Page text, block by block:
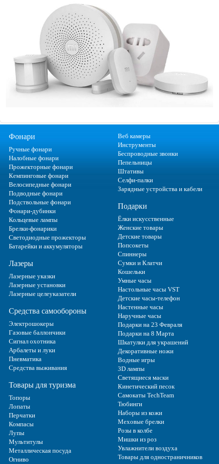
Фонари
Ручные фонари
Налобные фонари
Прожекторные фонари
Кемпинговые фонари
Велосипедные фонари
Подводные фонари
Подствольные фонари
Фонари-дубинки
Кольцевые лампы
Брелки-фонарики
Светодиодные прожекторы
Батарейки и аккумуляторы
Лазеры
Лазерные указки
Лазерные установки
Лазерные целеуказатели
Средства самообороны
Электрошокеры
Газовые баллончики
Сигнал охотника
Арбалеты и луки
Пневматика
Средства выживания
Товары для туризма
Топоры
Лопаты
Перчатки
Компасы
Лупы
Мультитулы
Металлическая посуда
Огниво
Веб камеры
Инструменты
Беспроводные звонки
Пепельницы
Штативы
Селфи-палки
Зарядные устройства и кабели
Подарки
Ёлки искусственные
Женские товары
Детские товары
Попсокеты
Спиннеры
Сумки и Клатчи
Кошельки
Умные часы
Настольные часы VST
Детские часы-телефон
Настенные часы
Наручные часы
Подарки на 23 Февраля
Подарки на 8 Марта
Шкатулки для украшений
Декоративные ножи
Водные игры
3D лампы
Светящиеся маски
Кинетический песок
Самокаты TechTeam
Тюбинги
Наборы из кожи
Меховые брелки
Розы в колбе
Мишки из роз
Увлажнители воздуха
Товары для одностраничников